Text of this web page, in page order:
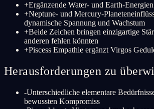
+Ergänzende Water- und Earth-
+Neptune- und Mercury-
dynamische Spannung und Wachstum
+Beide Zeichen bringen einzigartige
anderen fehlen könnten
+Piscess Empathie ergänzt Virgos
Herausforderungen zu
-Unterschiedliche elementare
bewussten Kompromiss